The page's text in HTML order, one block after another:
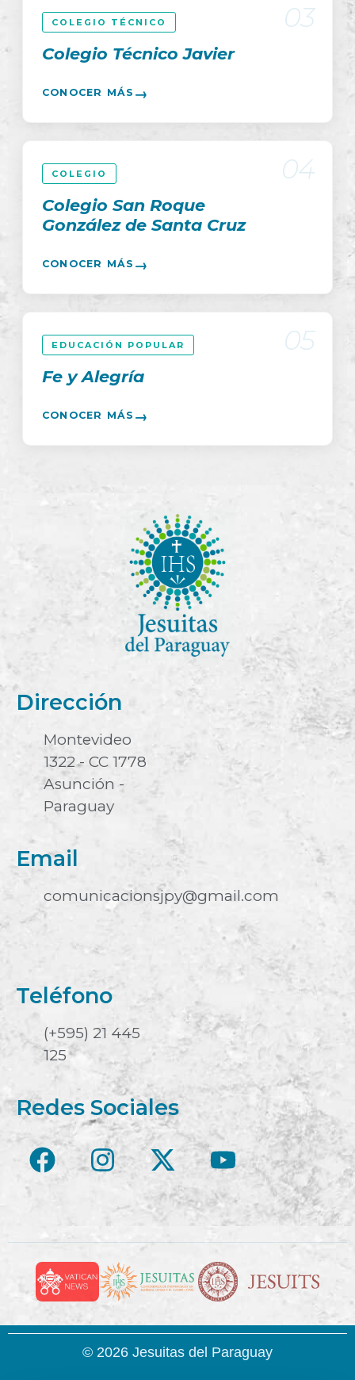
03
COLEGIO TÉCNICO
Colegio Técnico Javier
CONOCER MÁS →
04
COLEGIO
Colegio San Roque
González de Santa Cruz
CONOCER MÁS →
05
EDUCACIÓN POPULAR
Fe y Alegría
CONOCER MÁS →
Dirección
Montevideo
1322 - CC 1778
Asunción -
Paraguay
Email
comunicacionsjpy@gmail.com
Teléfono
(+595) 21 445
125
Redes Sociales
© 2026 Jesuitas del Paraguay